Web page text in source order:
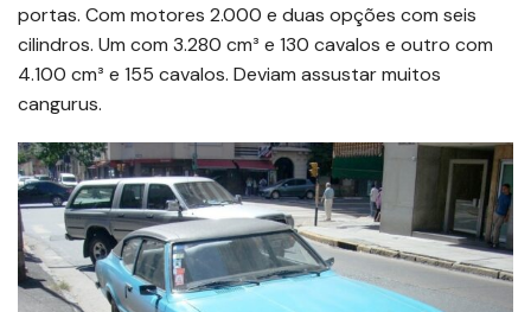
portas. Com motores 2.000 e duas opções com seis
cilindros. Um com 3.280 cm³ e 130 cavalos e outro com
4.100 cm³ e 155 cavalos. Deviam assustar muitos
cangurus.